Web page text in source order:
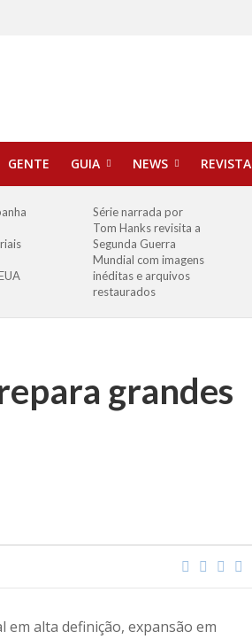
GENTE GUIA NEWS REVISTA
Série narrada por
Tom Hanks revisita a
Segunda Guerra
Mundial com imagens
inéditas e arquivos
restaurados
grandes
alta definição, expansão em